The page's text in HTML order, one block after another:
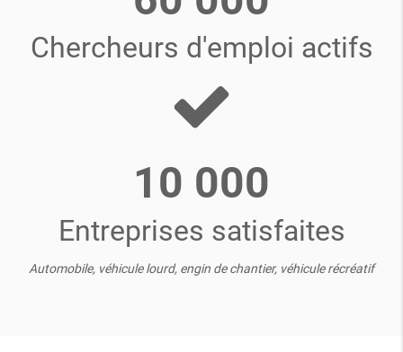
Chercheurs d'emploi actifs
10 000
Entreprises satisfaites
Automobile, véhicule lourd, engin de chantier, véhicule récréatif